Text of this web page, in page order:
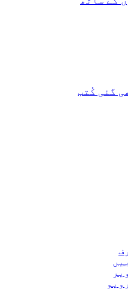
گئی کُتب